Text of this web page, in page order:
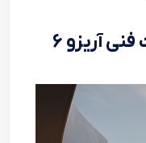
قوای محرکه و مشخصات فنی آریزو ۶